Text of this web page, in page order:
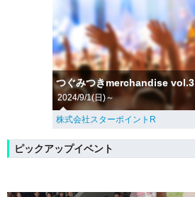
つぐみつきmerchandise vol.3
2024/9/1(日)～
株式会社スターポイントR
ピックアップイベント